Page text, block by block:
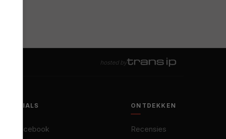
hosted by
SOCIALS
Facebook
ONTDEKKEN
Recensies